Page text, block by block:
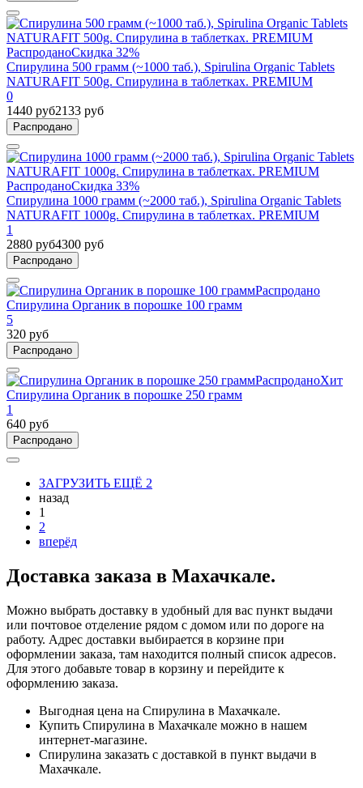
РаспроданоСкидка 32%
Спирулина 500 грамм (~1000 таб.), Spirulina Organic Tablets
NATURAFIT 500g. Спирулина в таблетках. PREMIUM
0
1440 руб2133 руб
Распродано
РаспроданоСкидка 33%
Спирулина 1000 грамм (~2000 таб.), Spirulina Organic Tablets
NATURAFIT 1000g. Спирулина в таблетках. PREMIUM
1
2880 руб4300 руб
Распродано
Распродано
Спирулина Органик в порошке 100 грамм
5
320 руб
Распродано
РаспроданоХит
Спирулина Органик в порошке 250 грамм
1
640 руб
Распродано
ЗАГРУЗИТЬ ЕЩЁ 2
назад
1
2
вперёд
Доставка заказа в Махачкале.
Можно выбрать доставку в удобный для вас пункт выдачи
или почтовое отделение рядом с домом или по дороге на
работу. Адрес доставки выбирается в корзине при
оформлении заказа, там находится полный список адресов.
Для этого добавьте товар в корзину и перейдите к
оформлению заказа.
Выгодная цена на Спирулина в Махачкале.
Купить Спирулина в Махачкале можно в нашем
интернет‐магазине.
Спирулина заказать с доставкой в пункт выдачи в
Махачкале.